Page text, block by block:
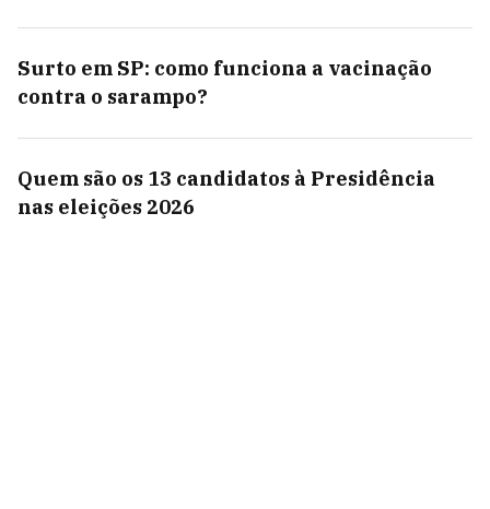
Surto em SP: como funciona a vacinação
contra o sarampo?
Quem são os 13 candidatos à Presidência
nas eleições 2026